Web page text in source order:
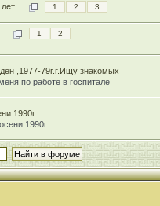
1 2 3
1 2
,1977-79г.г.Ищу знакомых
по работе в госпитале
1990г.
1990г.